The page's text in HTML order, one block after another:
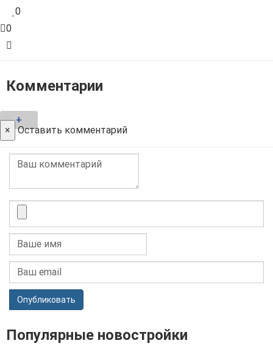
0
0
Комментарии
+
× Оставить комментарий
Опубликовать
Популярные новостройки